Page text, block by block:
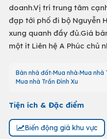
doanh.Vị trí trung tâm
đạp tới phố đi bộ Nguyễn
xung quanh đầy đủ.Giá
một ít Liên hệ A Phúc chủ
Bán nhà đất Mua nhà Mua nhà
Mua nhà Trần Đình Xu
Tiện ích & Đặc điểm
Biến động giá khu vực